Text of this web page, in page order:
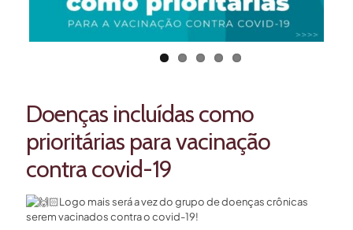
Doenças incluídas como
prioritárias para vacinação
contra covid-19
Logo mais será a vez do grupo de doenças crônicas
serem vacinados contra o covid-19!